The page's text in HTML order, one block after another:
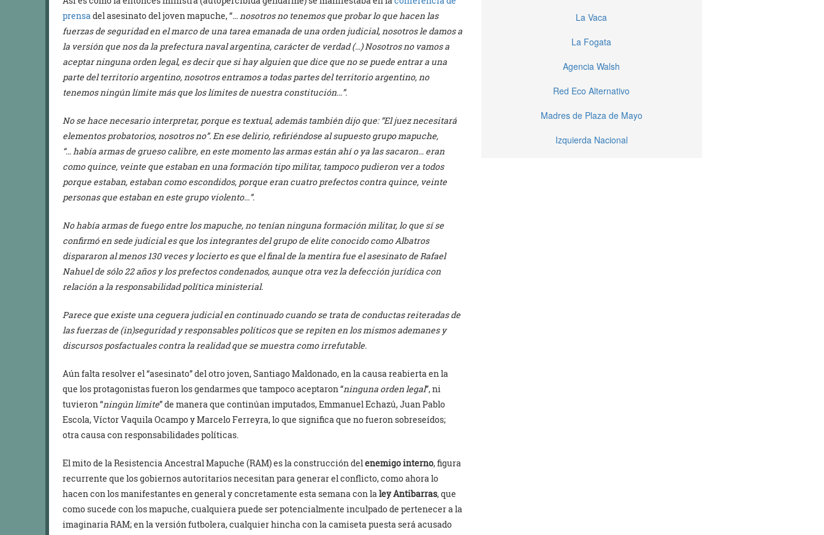
prensadel asesinato del joven mapuche, “…nosotros no tenemos que probar lo que hacen las
fuerzas de seguridad en el marco de una tarea emanada de una orden judicial, nosotros le damos a
la versión que nos da la prefectura naval argentina, carácter de verdad (…) Nosotros no vamos a
aceptar ninguna orden legal, es decir que si hay alguien que dice que no se puede entrar a una
parte del territorio argentino, nosotros entramos a todas partes del territorio argentino, no
tenemos ningún límite más que los límites de nuestra constitución…”.
No se hace necesario interpretar, porque es textual, además también dijo que: “El juez necesitará
elementos probatorios, nosotros no”. En ese delirio, refiriéndose al supuesto grupo mapuche,
“…había armas de grueso calibre, en este momento las armas están ahí o ya las sacaron… eran
como quince, veinte que estaban en una formación tipo militar, tampoco pudieron ver a todos
porque estaban, estaban como escondidos, porque eran cuatro prefectos contra quince, veinte
personas que estaban en este grupo violento…”.
No había armas de fuego entre los mapuche, no tenían ninguna formación militar, lo que sí se
confirmó en sede judicial es que los integrantes del grupo de elite conocido como Albatros
dispararon al menos 130 veces y locierto es que el final de la mentira fue el asesinato de Rafael
Nahuel de sólo 22años y los prefectos condenados, aunque otra vez la defección jurídica con
relación a la responsabilidad política ministerial.
Parece que existe una ceguera judicial en continuado cuando se trata de conductas reiteradas de
las fuerzas de (in)seguridad y responsables políticos que se repiten en los mismos ademanes y
discursosposfactualescontra la realidad que se muestra como irrefutable.
Aún falta resolver el “asesinato” del otro joven, Santiago Maldonado, en la causa reabierta en la
que los protagonistas fueron los gendarmes que tampoco aceptaron “ninguna orden legal”, ni
tuvieron “ningún límite” de manera que continúan imputados, Emmanuel Echazú, Juan Pablo
Escola, Víctor Vaquila Ocampo y Marcelo Ferreyra, lo que significa que no fueron sobreseídos;
otra causa con responsabilidades políticas.
El mito de la Resistencia Ancestral Mapuche (RAM) es la construcción delenemigo interno, figura
recurrente que los gobiernos autoritarios necesitan para generar el conflicto, como ahora lo
hacen con los manifestantes en general y concretamente esta semana con laleyAntibarras, que
como sucede con los mapuche, cualquiera puede ser potencialmente inculpado de pertenecer a la
imaginaria RAM; en la versión futbolera, cualquier hincha con la camiseta puesta será acusado
La Vaca
La Fogata
Agencia Walsh
Red Eco Alternativo
Madres de Plaza de Mayo
Izquierda Nacional